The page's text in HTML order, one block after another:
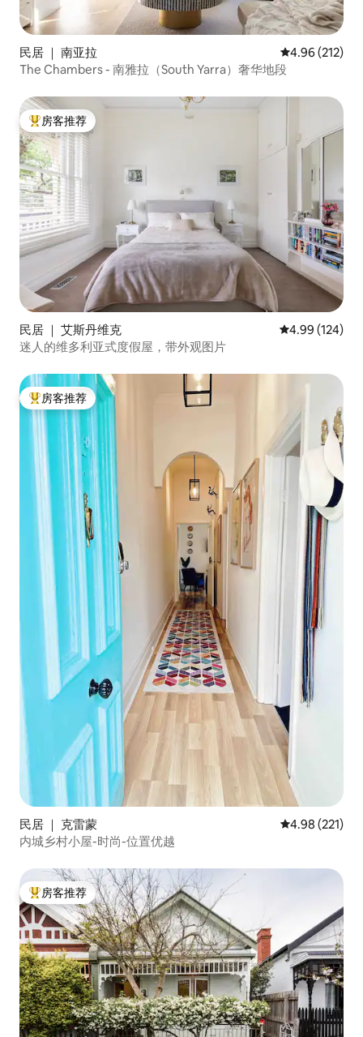
民居 ｜ 南亚拉 平均评分 4.96
4.96 (212)
The Chambers - 南雅拉（South Yarra）奢华地段
热门「房客推荐」
房客推荐
民居 ｜ 艾斯丹维克 平均评分 4.99
4.99 (124)
迷人的维多利亚式度假屋，带外观图片
热门「房客推荐」
房客推荐
民居 ｜ 克雷蒙 平均评分 4.98
4.98 (221)
内城乡村小屋-时尚-位置优越
热门「房客推荐」
房客推荐